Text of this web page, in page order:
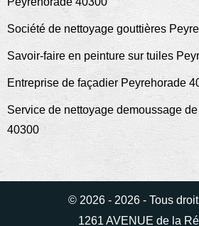
Société de nettoyage gouttières
Savoir-faire en peinture sur tuiles
Entreprise de façadier Peyrehorade
Service de nettoyage demoussage
40300
© 2026 - 2026 - Tous
1261 AVENUE de la